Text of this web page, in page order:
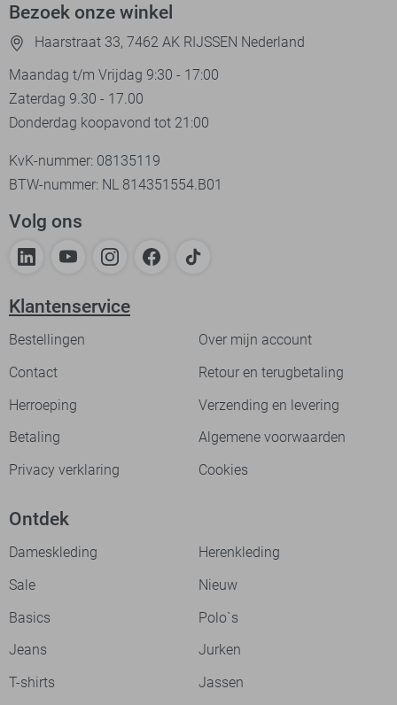
Bezoek onze winkel
Haarstraat 33, 7462 AK RIJSSEN Nederland
Maandag t/m Vrijdag 9:30 - 17:00
Zaterdag 9.30 - 17.00
Donderdag koopavond tot 21:00
KvK-nummer: 08135119
BTW-nummer: NL 814351554.B01
Volg ons
Klantenservice
Bestellingen
Over mijn account
Contact
Retour en terugbetaling
Herroeping
Verzending en levering
Betaling
Algemene voorwaarden
Privacy verklaring
Cookies
Ontdek
Dameskleding
Herenkleding
Sale
Nieuw
Basics
Polo`s
Jeans
Jurken
T-shirts
Jassen